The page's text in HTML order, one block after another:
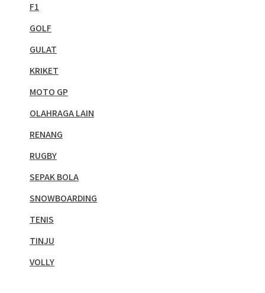
F1
GOLF
GULAT
KRIKET
MOTO GP
OLAHRAGA LAIN
RENANG
RUGBY
SEPAK BOLA
SNOWBOARDING
TENIS
TINJU
VOLLY